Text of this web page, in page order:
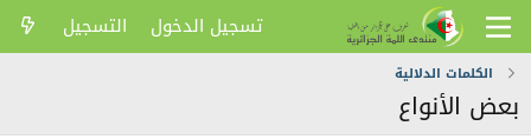
تسجيل الدخول التسجيل
الكلمات الدلالية
بعض الأنواع